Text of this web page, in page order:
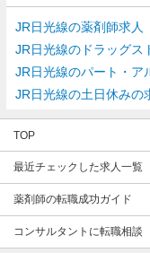
JR日光線の薬剤師求人
JR日光線のドラッグス
JR日光線のパート・ア
JR日光線の土日休みの
TOP
最近チェックした求人一覧
薬剤師の転職成功ガイド
コンサルタントに転職相談